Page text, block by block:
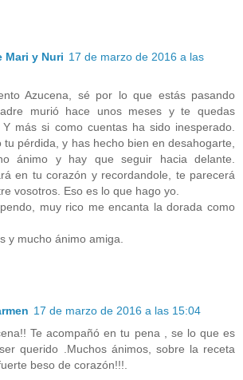
Mari y Nuri 17 de marzo de 2016 a las
Azucena, sé por lo que estás pasando
murió hace unos meses y te quedas
Y más si como cuentas ha sido inesperado.
tu pérdida, y has hecho bien en desahogarte,
ánimo y hay que seguir hacia delante.
en tu corazón y recordandole, te parecerá
vosotros. Eso es lo que hago yo.
muy rico me encanta la dorada como
y mucho ánimo amiga.
17 de marzo de 2016 a las 15:04
Te acompañó en tu pena , se lo que es
querido .Muchos ánimos, sobre la receta
beso de corazón!!!.